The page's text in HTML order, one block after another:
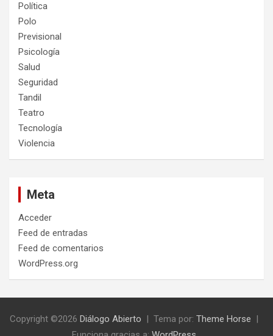
Política
Polo
Previsional
Psicología
Salud
Seguridad
Tandil
Teatro
Tecnología
Violencia
Meta
Acceder
Feed de entradas
Feed de comentarios
WordPress.org
Copyright ©2026 Diálogo Abierto Tema por: Theme Horse